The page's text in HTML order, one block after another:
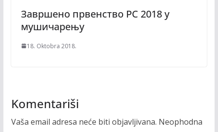
Завршено првенство РС 2018 у
мушичарењу
18. Oktobra 2018.
Komentariši
Vaša email adresa neće biti objavljivana. Neophodna